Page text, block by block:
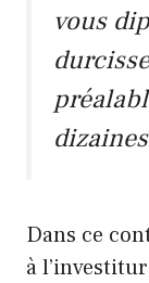
vous
Dans ce
à